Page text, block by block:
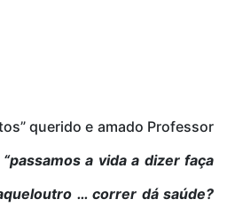
querido e amado Professor
“passamos a vida a dizer faça
… correr dá saúde?